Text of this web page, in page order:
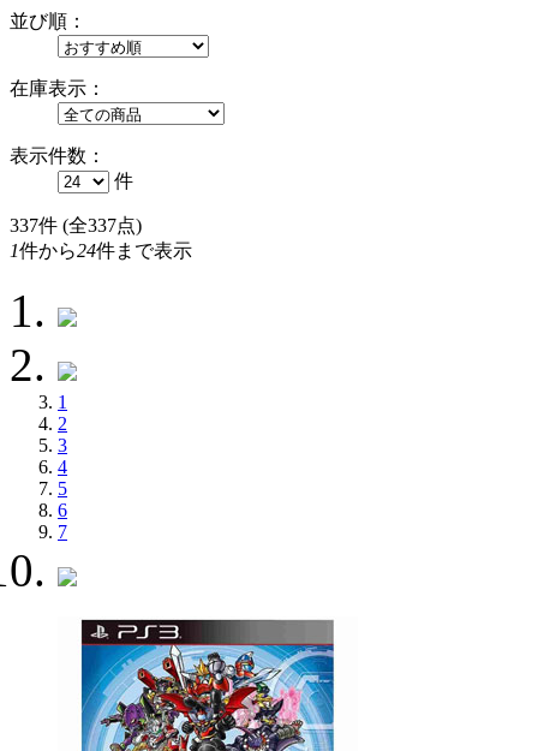
並び順：
在庫表示：
表示件数：
件
337件 (全337点)
1件から24件まで表示
1
2
3
4
5
6
7